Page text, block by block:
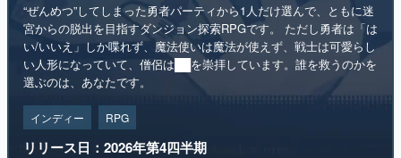
“ぜんめつ”してしまった勇者パーティから1人だけ選んで、ともに迷
宮からの脱出を目指すダンジョン探索RPGです。 ただし勇者は「は
い/いいえ」しか喋れず、魔法使いは魔法が使えず、戦士は可愛らし
い人形になっていて、僧侶は██を崇拝しています。誰を救うのかを
選ぶのは、あなたです。
インディー RPG
リリース日：2026年第4四半期